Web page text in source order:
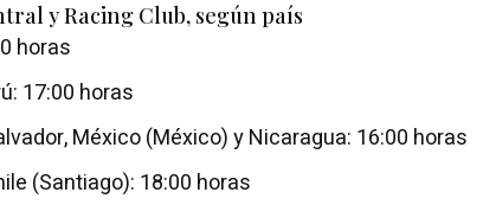
y Racing Club, según país
horas
17:00 horas
México (México) y Nicaragua: 16:00 horas
(Santiago): 18:00 horas